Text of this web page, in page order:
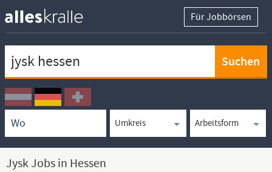
Für Jobbörsen
Ortssuche
Umkreissuche
Arbeitsform
Jysk Jobs in Hessen